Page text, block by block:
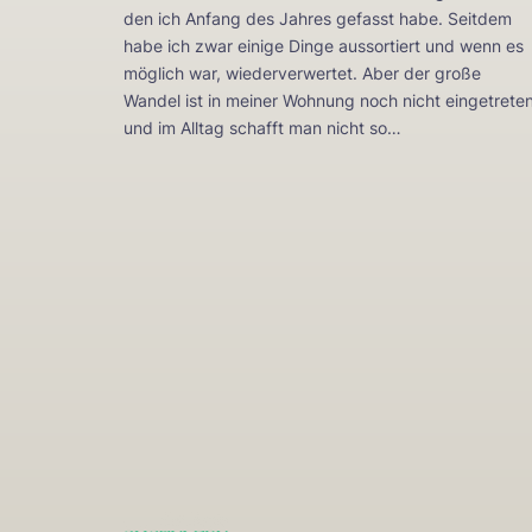
den ich Anfang des Jahres gefasst habe. Seitdem
habe ich zwar einige Dinge aussortiert und wenn es
möglich war, wiederverwertet. Aber der große
Wandel ist in meiner Wohnung noch nicht
und im Alltag schafft man nicht so…